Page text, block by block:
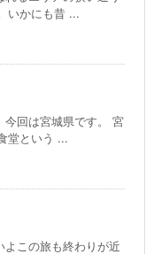
いかにも昔 ...
今回は宮城県です。 宮
堂という ...
よこの旅も終わりが近